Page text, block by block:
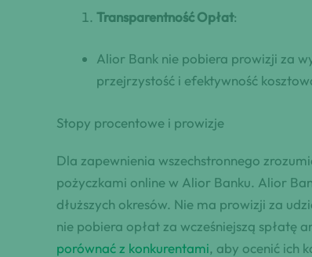
Transparentność Opłat:
Alior Bank nie pobiera prowizji za
przejrzystość i efektywność
Stopy procentowe i prowizje
Dla zapewnienia wszechstronnego
pożyczkami online w Alior Banku. Alior
dłuższych okresów. Nie ma prowizji za
nie pobiera opłat za wcześniejszą spłatę
porównać z konkurentami, aby ocenić ich